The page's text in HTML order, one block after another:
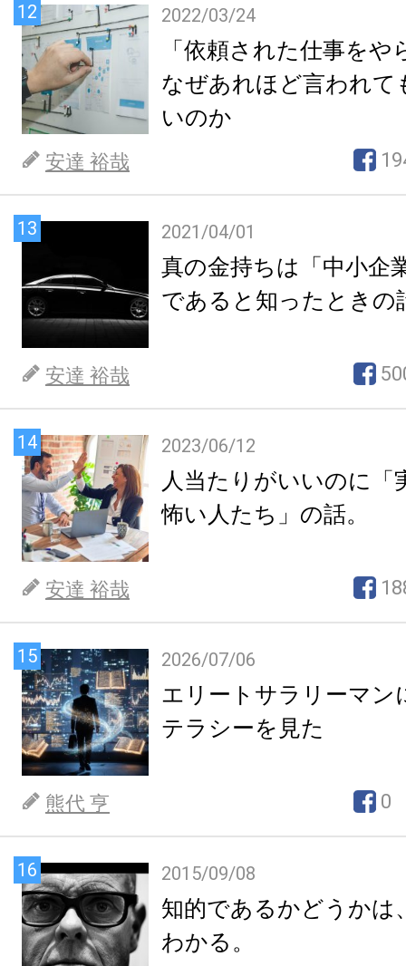
12 2022/03/24
「依頼された仕事を
なぜあれほど言われて
いのか
安達 裕哉
13 2021/04/01
真の金持ちは「中小企
であると知ったときの
安達 裕哉
14 2023/06/12
人当たりがいいのに「
怖い人たち」の話。
安達 裕哉
15 2026/07/06
エリートサラリーマン
テラシーを見た
熊代 亨 0
16 2015/09/08
知的であるかどうかは
わかる。